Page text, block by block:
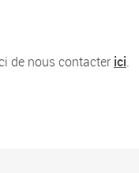
de nous contacterici.